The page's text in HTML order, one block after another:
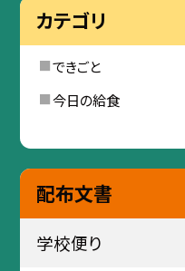
カテゴリ
できごと
今日の給食
配布文書
学校便り